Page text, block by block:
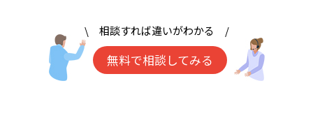
\ 相談すれば違いがわかる /
無料で相談してみる